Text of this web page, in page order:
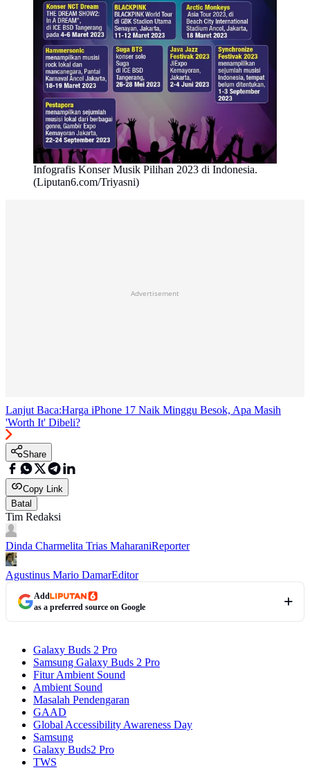
Infografis Konser Musik Pilihan 2023 di Indonesia.
(Liputan6.com/Triyasni)
Advertisement
Lanjut Baca:Harga iPhone 17 Naik Minggu Besok, Apa Masih
'Worth It' Dibeli?
Share
Copy Link
Batal
Tim Redaksi
Dinda Charmelita Trias MaharaniReporter
Agustinus Mario DamarEditor
Add
as a preferred source on Google
Galaxy Buds 2 Pro
Samsung Galaxy Buds 2 Pro
Fitur Ambient Sound
Ambient Sound
Masalah Pendengaran
GAAD
Global Accessibility Awareness Day
Samsung
Galaxy Buds2 Pro
TWS